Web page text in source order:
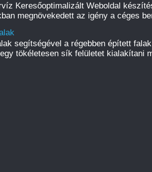
Keresőoptimalizált Weboldal
megnövekedett az igény a céges
segítségével a régebben épített
tökéletesen sík felületet kialakítani